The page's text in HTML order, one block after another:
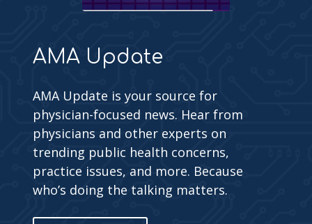
AMA Update
AMA Update is your source for
physician-focused news. Hear from
physicians and other experts on
trending public health concerns,
practice issues, and more. Because
who’s doing the talking matters.